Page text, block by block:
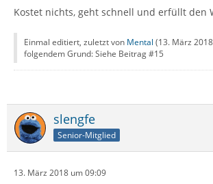
Kostet nichts, geht schnell und erfüllt den
Einmal editiert, zuletzt von Mental (13. März
folgendem Grund: Siehe Beitrag #15
slengfe
Senior-Mitglied
13. März 2018 um 09:09